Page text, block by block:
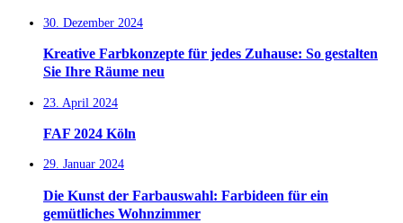
30. Dezember 2024
Kreative Farbkonzepte für jedes Zuhause: So gestalten
Sie Ihre Räume neu
23. April 2024
FAF 2024 Köln
29. Januar 2024
Die Kunst der Farbauswahl: Farbideen für ein
gemütliches Wohnzimmer